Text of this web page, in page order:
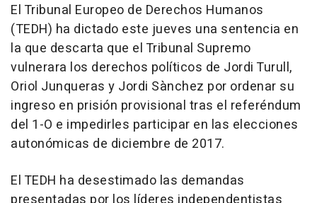
El Tribunal Europeo de Derechos Humanos
(TEDH) ha dictado este jueves una sentencia en
la que descarta que el Tribunal Supremo
vulnerara los derechos políticos de Jordi Turull,
Oriol Junqueras y Jordi Sànchez por ordenar su
ingreso en prisión provisional tras el referéndum
del 1-O e impedirles participar en las elecciones
autonómicas de diciembre de 2017.
El TEDH ha desestimado las demandas